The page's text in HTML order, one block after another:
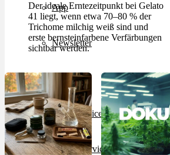
App
Newsletter
Services
Ärzte Service
Rezept Service
Der ideale Erntezeitpunkt bei Gelato
41 liegt, wenn etwa 70–80 % der
Trichome milchig weiß sind und
erste bernsteinfarbene Verfärbungen
sichtbar werden.